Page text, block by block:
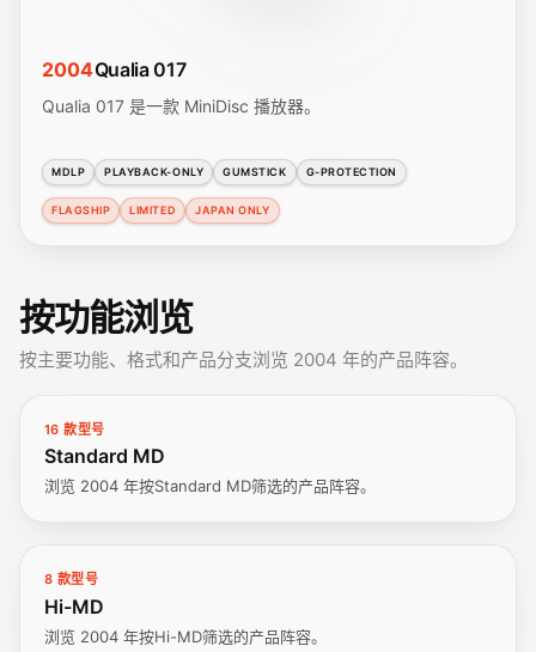
2004Qualia 017
Qualia 017 是一款 MiniDisc 播放器。
MDLP PLAYBACK-ONLY GUMSTICK G-PROTECTION
FLAGSHIP LIMITED JAPAN ONLY
按功能浏览
按主要功能、格式和产品分支浏览 2004 年的产品阵容。
16 款型号
Standard MD
浏览 2004 年按Standard MD筛选的产品阵容。
8 款型号
Hi-MD
浏览 2004 年按Hi-MD筛选的产品阵容。